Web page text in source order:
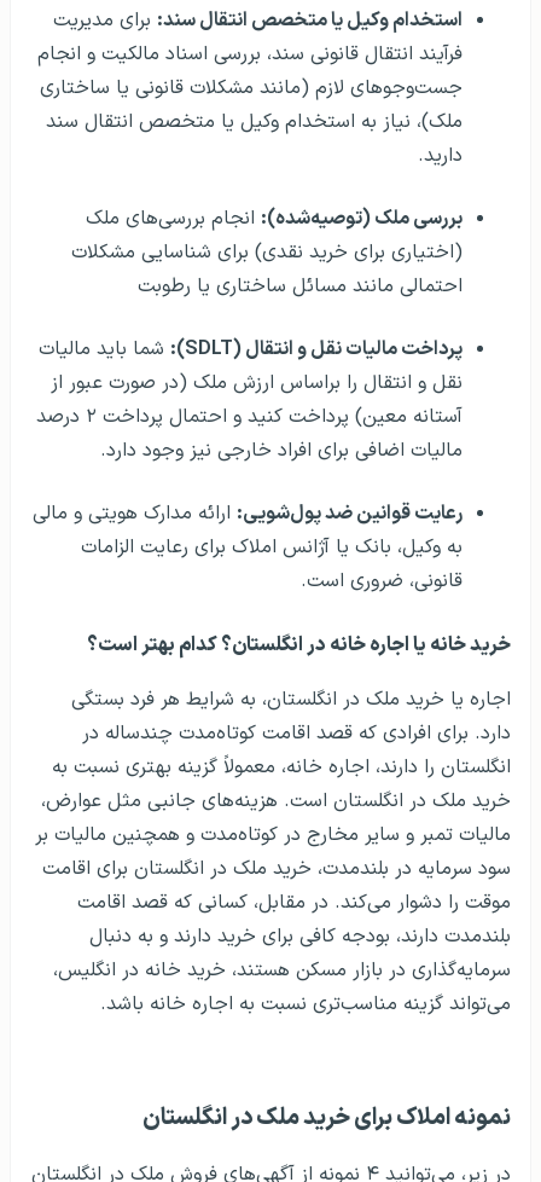
استخدام وکیل یا متخصص انتقال سند: برای مدیریت
فرآیند انتقال قانونی سند، بررسی اسناد مالکیت و انجام
جست‌وجوهای لازم (مانند مشکلات قانونی یا ساختاری
ملک)، نیاز به استخدام وکیل یا متخصص انتقال سند
دارید.
بررسی ملک (توصیه‌شده): انجام بررسی‌های ملک
(اختیاری برای خرید نقدی) برای شناسایی مشکلات
احتمالی مانند مسائل ساختاری یا رطوبت
پرداخت مالیات نقل و انتقال (SDLT):
شما باید مالیات
نقل و انتقال را براساس ارزش ملک (در صورت عبور از
آستانه معین) پرداخت کنید و احتمال پرداخت ۲ درصد
مالیات اضافی برای افراد خارجی نیز وجود دارد.
رعایت قوانین ضد پول‌شویی: ارائه مدارک هویتی و مالی
به وکیل، بانک یا آژانس املاک برای رعایت الزامات
قانونی، ضروری است.
خرید خانه یا اجاره خانه در انگلستان؟ کدام بهتر است؟
اجاره یا خرید ملک در انگلستان، به شرایط هر فرد بستگی
دارد. برای افرادی که قصد اقامت کوتاه‌مدت چندساله در
انگلستان را دارند، اجاره خانه، معمولاً گزینه بهتری نسبت به
خرید ملک در انگلستان است. هزینه‌های جانبی مثل عوارض،
مالیات تمبر و سایر مخارج در کوتاه‌مدت و همچنین مالیات بر
سود سرمایه در بلندمدت، خرید ملک در انگلستان برای اقامت
موقت را دشوار می‌کند. در مقابل، کسانی که قصد اقامت
بلندمدت دارند، بودجه کافی برای خرید دارند و به دنبال
سرمایه‌گذاری در بازار مسکن هستند، خرید خانه در انگلیس،
می‌تواند گزینه مناسب‌تری نسبت به اجاره خانه باشد.
نمونه املاک برای خرید ملک در انگلستان
در زیر، می‌توانید ۴ نمونه از آگهی‌های فروش ملک در انگلستان